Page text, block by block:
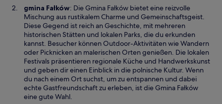
e
u
e
n
F
e
n
s
t
e
gmina Fałków: Die Gmina Fałków bietet eine reizvolle
Mischung aus rustikalem Charme und Gemeinschaftsgeist.
Diese Gegend ist reich an Geschichte, mit mehreren
historischen Stätten und lokalen Parks, die du erkunden
kannst. Besucher können Outdoor-Aktivitäten wie Wandern
oder Picknicken an malerischen Orten genießen. Die lokalen
Festivals präsentieren regionale Küche und Handwerkskunst
und geben dir einen Einblick in die polnische Kultur. Wenn
du nach einem Ort suchst, um zu entspannen und dabei
echte Gastfreundschaft zu erleben, ist die Gmina Fałków
eine gute Wahl.